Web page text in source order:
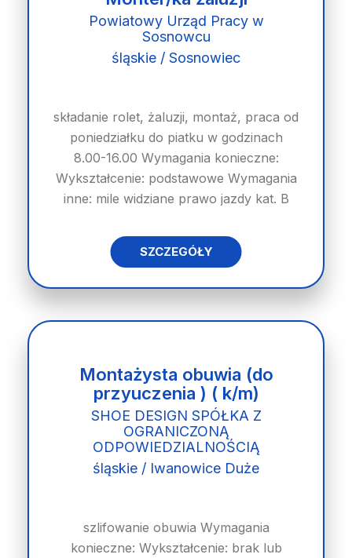
Powiatowy Urząd Pracy w
Sosnowcu
śląskie / Sosnowiec
składanie rolet, żaluzji, montaż, praca od
poniedziałku do piatku w godzinach
8.00-16.00 Wymagania konieczne:
Wykształcenie: podstawowe Wymagania
inne: mile widziane prawo jazdy kat. B
SZCZEGÓŁY
Montażysta obuwia (do
przyuczenia ) ( k/m)
SHOE DESIGN SPÓŁKA Z
OGRANICZONĄ
ODPOWIEDZIALNOŚCIĄ
śląskie / Iwanowice Duże
szlifowanie obuwia Wymagania
konieczne: Wykształcenie: brak lub